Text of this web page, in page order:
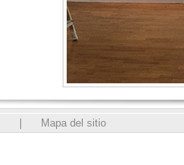
Mapa del sitio